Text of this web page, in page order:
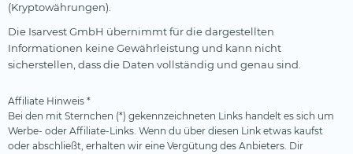
(Kryptowährungen).
Die Isarvest GmbH übernimmt für die dargestellten
Informationen keine Gewährleistung und kann nicht
sicherstellen, dass die Daten vollständig und genau sind.
Affiliate Hinweis *
Bei den mit Sternchen (*) gekennzeichneten Links handelt es sich um
Werbe- oder Affiliate-Links. Wenn du über diesen Link etwas kaufst
oder abschließt, erhalten wir eine Vergütung des Anbieters. Dir